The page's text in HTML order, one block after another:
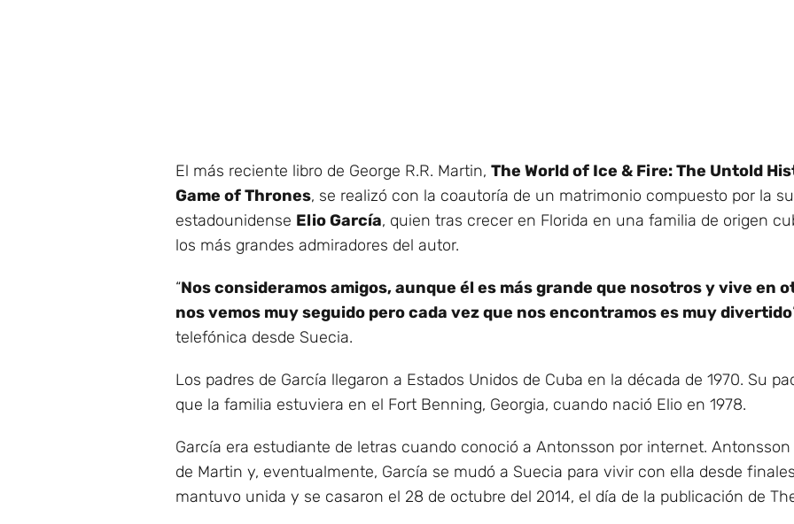
El más reciente libro de George R.R. Martin, The World of Ice & Fire: The Untold
Game of Thrones, se realizó con la coautoría de un matrimonio compuesto por la
estadounidense Elio García, quien tras crecer en Florida en una familia de origen
los más grandes admiradores del autor.
“Nos consideramos amigos, aunque él es más grande que nosotros y vive en
nos vemos muy seguido pero cada vez que nos encontramos es muy divertido
telefónica desde Suecia.
Los padres de García llegaron a Estados Unidos de Cuba en la década de 1970. Su
que la familia estuviera en el Fort Benning, Georgia, cuando nació Elio en 1978.
García era estudiante de letras cuando conoció a Antonsson por internet.
de Martin y, eventualmente, García se mudó a Suecia para vivir con ella desde
mantuvo unida y se casaron el 28 de octubre del 2014, el día de la publicación de